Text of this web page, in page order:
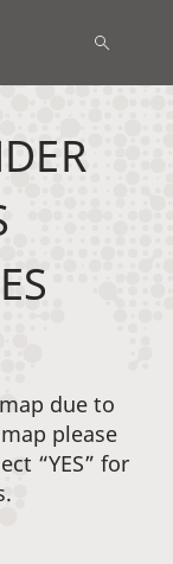
due to
please
“YES” for